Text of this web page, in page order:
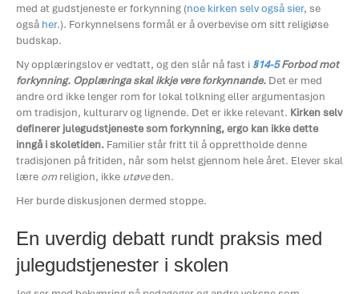
med at gudstjeneste er forkynning (noe kirken selv også sier, se
også her.). Forkynnelsens formål er å overbevise om sitt religiøse
budskap.
Ny opplæringslov er vedtatt, og den slår nå fast i §14-5Forbod mot
forkynning. Opplæringa skal ikkje vere forkynnande. Det er med
andre ord ikke lenger rom for lokal tolkning eller argumentasjon
om tradisjon, kulturarv og lignende. Det er ikke relevant. Kirken selv
definerer julegudstjeneste som forkynning, ergo kan ikke dette
inngå i skoletiden. Familier står fritt til å opprettholde denne
tradisjonen på fritiden, når som helst gjennom hele året. Elever skal
lære om religion, ikke utøveden.
Her burde diskusjonen dermed stoppe.
En uverdig debatt rundt praksis med
julegudstjenester i skolen